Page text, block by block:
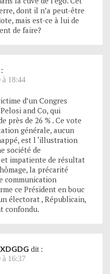
dont il n’a peut-être
mais est-ce à lui de
de faire?
à 18:44
d’un Congres
and Co, qui
près de 26 % . Ce vote
générale, aucun
est l ‘illustration
société de
impatiente de résultat
la précarité
communication
ce Président en bouc
électorat , Républicain,
confondu.
dit :
à 16:37